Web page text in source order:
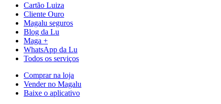
Cartão Luiza
Cliente Ouro
Magalu seguros
Blog da Lu
Maga +
WhatsApp da Lu
Todos os serviços
Comprar na loja
Vender no Magalu
Baixe o aplicativo